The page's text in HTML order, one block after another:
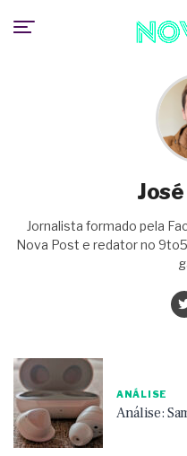
Jornalista formado pela
Nova Post e redator no
ANÁLISE
Análise: